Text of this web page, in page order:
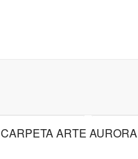
CARPETA ARTE AURORA